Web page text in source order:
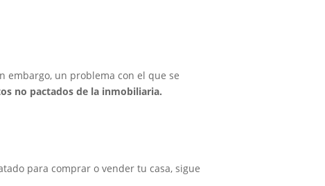
embargo, un problema con el que se
no pactados de la inmobiliaria.
para comprar o vender tu casa, sigue